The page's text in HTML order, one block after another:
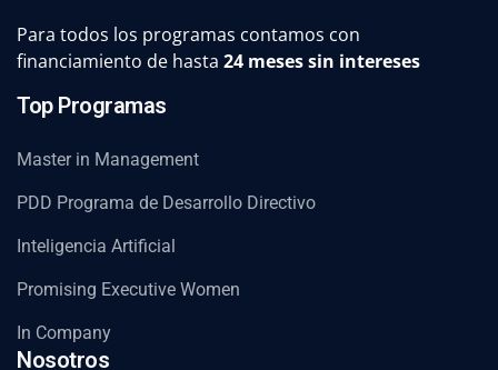
Para todos los programas contamos con
financiamiento de hasta 24 meses sin intereses
Top Programas
Master in Management
PDD Programa de Desarrollo Directivo
Inteligencia Artificial
Promising Executive Women
In Company
Nosotros